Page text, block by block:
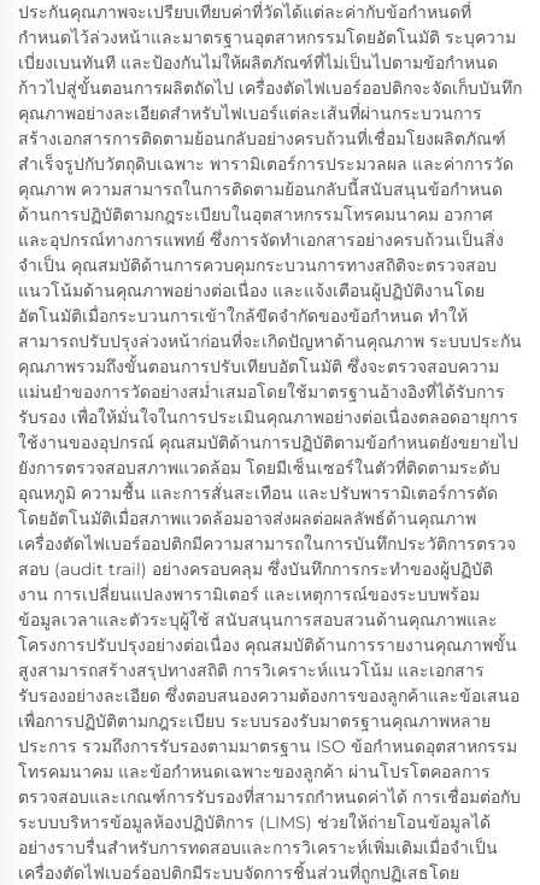
ประกันคุณภาพจะเปรียบเทียบค่าที่วัดได้แต่ละค่ากับข้อกำหนดที่
กำหนดไว้ล่วงหน้าและมาตรฐานอุตสาหกรรมโดยอัตโนมัติ ระบุความ
เบี่ยงเบนทันที และป้องกันไม่ให้ผลิตภัณฑ์ที่ไม่เป็นไปตามข้อกำหนด
ก้าวไปสู่ขั้นตอนการผลิตถัดไป เครื่องตัดไฟเบอร์ออปติกจะจัดเก็บบันทึก
คุณภาพอย่างละเอียดสำหรับไฟเบอร์แต่ละเส้นที่ผ่านกระบวนการ
สร้างเอกสารการติดตามย้อนกลับอย่างครบถ้วนที่เชื่อมโยงผลิตภัณฑ์
สำเร็จรูปกับวัตถุดิบเฉพาะ พารามิเตอร์การประมวลผล และค่าการวัด
คุณภาพ ความสามารถในการติดตามย้อนกลับนี้สนับสนุนข้อกำหนด
ด้านการปฏิบัติตามกฎระเบียบในอุตสาหกรรมโทรคมนาคม อวกาศ
และอุปกรณ์ทางการแพทย์ ซึ่งการจัดทำเอกสารอย่างครบถ้วนเป็นสิ่ง
จำเป็น คุณสมบัติด้านการควบคุมกระบวนการทางสถิติจะตรวจสอบ
แนวโน้มด้านคุณภาพอย่างต่อเนื่อง และแจ้งเตือนผู้ปฏิบัติงานโดย
อัตโนมัติเมื่อกระบวนการเข้าใกล้ขีดจำกัดของข้อกำหนด ทำให้
สามารถปรับปรุงล่วงหน้าก่อนที่จะเกิดปัญหาด้านคุณภาพ ระบบประกัน
คุณภาพรวมถึงขั้นตอนการปรับเทียบอัตโนมัติ ซึ่งจะตรวจสอบความ
แม่นยำของการวัดอย่างสม่ำเสมอโดยใช้มาตรฐานอ้างอิงที่ได้รับการ
รับรอง เพื่อให้มั่นใจในการประเมินคุณภาพอย่างต่อเนื่องตลอดอายุการ
ใช้งานของอุปกรณ์ คุณสมบัติด้านการปฏิบัติตามข้อกำหนดยังขยายไป
ยังการตรวจสอบสภาพแวดล้อม โดยมีเซ็นเซอร์ในตัวที่ติดตามระดับ
อุณหภูมิ ความชื้น และการสั่นสะเทือน และปรับพารามิเตอร์การตัด
โดยอัตโนมัติเมื่อสภาพแวดล้อมอาจส่งผลต่อผลลัพธ์ด้านคุณภาพ
เครื่องตัดไฟเบอร์ออปติกมีความสามารถในการบันทึกประวัติการตรวจ
สอบ (audit trail) อย่างครอบคลุม ซึ่งบันทึกการกระทำของผู้ปฏิบัติ
งาน การเปลี่ยนแปลงพารามิเตอร์ และเหตุการณ์ของระบบพร้อม
ข้อมูลเวลาและตัวระบุผู้ใช้ สนับสนุนการสอบสวนด้านคุณภาพและ
โครงการปรับปรุงอย่างต่อเนื่อง คุณสมบัติด้านการรายงานคุณภาพขั้น
สูงสามารถสร้างสรุปทางสถิติ การวิเคราะห์แนวโน้ม และเอกสาร
รับรองอย่างละเอียด ซึ่งตอบสนองความต้องการของลูกค้าและข้อเสนอ
เพื่อการปฏิบัติตามกฎระเบียบ ระบบรองรับมาตรฐานคุณภาพหลาย
ประการ รวมถึงการรับรองตามมาตรฐาน ISO ข้อกำหนดอุตสาหกรรม
โทรคมนาคม และข้อกำหนดเฉพาะของลูกค้า ผ่านโปรโตคอลการ
ตรวจสอบและเกณฑ์การรับรองที่สามารถกำหนดค่าได้ การเชื่อมต่อกับ
ระบบบริหารข้อมูลห้องปฏิบัติการ (LIMS) ช่วยให้ถ่ายโอนข้อมูลได้
อย่างราบรื่นสำหรับการทดสอบและการวิเคราะห์เพิ่มเติมเมื่อจำเป็น
เครื่องตัดไฟเบอร์ออปติกมีระบบจัดการชิ้นส่วนที่ถูกปฏิเสธโดย